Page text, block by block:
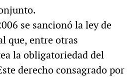
se sancionó la ley de
que, entre otras
la obligatoriedad del
derecho consagrado por